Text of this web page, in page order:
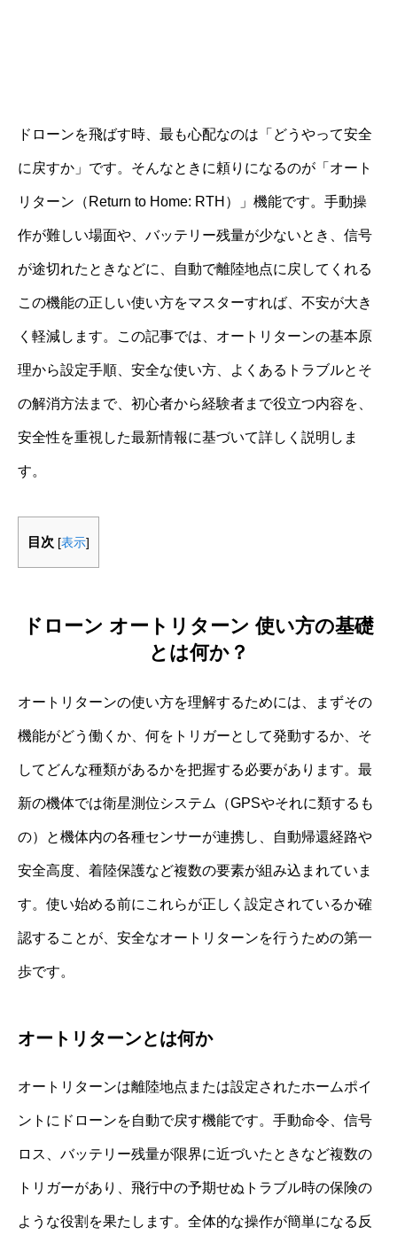
ドローンを飛ばす時、最も心配なのは「どうやって安全
に戻すか」です。そんなときに頼りになるのが「オート
リターン（Return to Home: RTH）」機能です。手動操
作が難しい場面や、バッテリー残量が少ないとき、信号
が途切れたときなどに、自動で離陸地点に戻してくれる
この機能の正しい使い方をマスターすれば、不安が大き
く軽減します。この記事では、オートリターンの基本原
理から設定手順、安全な使い方、よくあるトラブルとそ
の解消方法まで、初心者から経験者まで役立つ内容を、
安全性を重視した最新情報に基づいて詳しく説明しま
す。
目次 [表示]
ドローン オートリターン 使い方の基礎
とは何か？
オートリターンの使い方を理解するためには、まずその
機能がどう働くか、何をトリガーとして発動するか、そ
してどんな種類があるかを把握する必要があります。最
新の機体では衛星測位システム（GPSやそれに類するも
の）と機体内の各種センサーが連携し、自動帰還経路や
安全高度、着陸保護など複数の要素が組み込まれていま
す。使い始める前にこれらが正しく設定されているか確
認することが、安全なオートリターンを行うための第一
歩です。
オートリターンとは何か
オートリターンは離陸地点または設定されたホームポイ
ントにドローンを自動で戻す機能です。手動命令、信号
ロス、バッテリー残量が限界に近づいたときなど複数の
トリガーがあり、飛行中の予期せぬトラブル時の保険の
ような役割を果たします。全体的な操作が簡単になる反